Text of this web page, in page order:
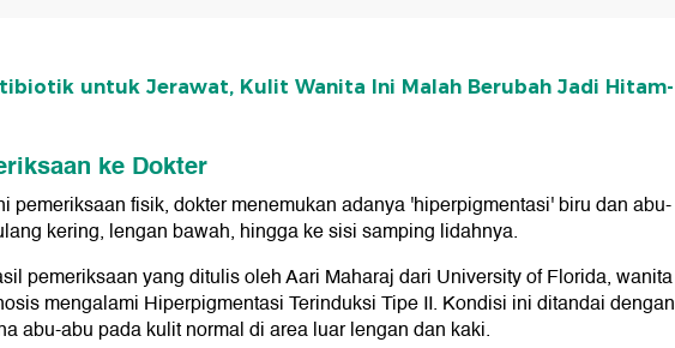
untuk Jerawat, Kulit Wanita Ini Malah Berubah Jadi Hitam-
ke Dokter
pemeriksaan fisik, dokter menemukan adanya 'hiperpigmentasi' biru dan abu-
kering, lengan bawah, hingga ke sisi samping lidahnya.
pemeriksaan yang ditulis oleh Aari Maharaj dari University of Florida, wanita
mengalami Hiperpigmentasi Terinduksi Tipe II. Kondisi ini ditandai dengan
abu-abu pada kulit normal di area luar lengan dan kaki.